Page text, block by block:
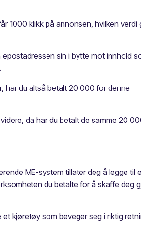
1000 klikk på annonsen, hvilken verdi
sin i bytte mot innhold
har du altså betalt 20 000 for denne
da har du betalt de samme 20
ME-system tillater deg å legge til
du betalte for å skaffe deg
kjøretøy som beveger seg i riktig